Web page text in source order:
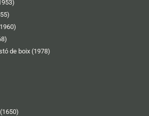
de boix (1978)